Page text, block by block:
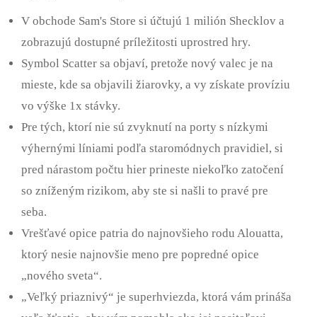
V obchode Sam's Store si účtujú 1 milión Shecklov a
zobrazujú dostupné príležitosti uprostred hry.
Symbol Scatter sa objaví, pretože nový valec je na
mieste, kde sa objavili žiarovky, a vy získate províziu
vo výške 1x stávky.
Pre tých, ktorí nie sú zvyknutí na porty s nízkymi
výhernými líniami podľa staromódnych pravidiel, si
pred nárastom počtu hier prineste niekoľko zatočení
so zníženým rizikom, aby ste si našli to pravé pre
seba.
Vrešťavé opice patria do najnovšieho rodu Alouatta,
ktorý nesie najnovšie meno pre popredné opice
„nového sveta“.
„Veľký priaznivý“ je superhviezda, ktorá vám prináša